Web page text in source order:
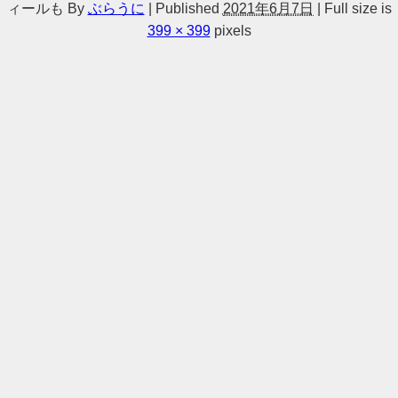
ィールも By ぶらうに Published 2021年6月7日
Full size is
399 × 399pixels